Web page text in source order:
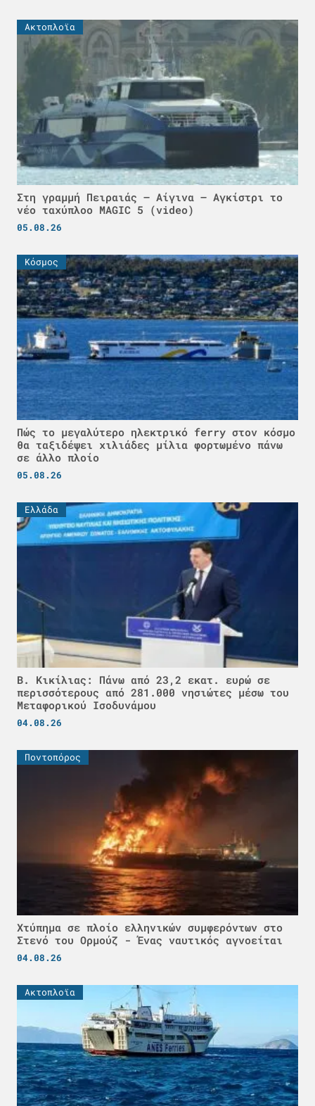
Ακτοπλοϊα
Στη γραμμή Πειραιάς – Αίγινα – Αγκίστρι το
νέο ταχύπλοο MAGIC 5 (video)
05.08.26
Κόσμος
Πώς το μεγαλύτερο ηλεκτρικό ferry στον κόσμο
θα ταξιδέψει χιλιάδες μίλια φορτωμένο πάνω
σε άλλο πλοίο
05.08.26
Ελλάδα
Β. Κικίλιας: Πάνω από 23,2 εκατ. ευρώ σε
περισσότερους από 281.000 νησιώτες μέσω του
Μεταφορικού Ισοδυνάμου
04.08.26
Ποντοπόρος
Χτύπημα σε πλοίο ελληνικών συμφερόντων στο
Στενό του Ορμούζ - Ένας ναυτικός αγνοείται
04.08.26
Ακτοπλοϊα